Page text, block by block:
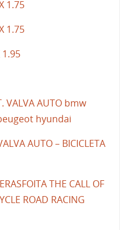
1.75
1.75
1.95
VALVA AUTO bmw
hyundai
AUTO – BICICLETA
THE CALL OF
ROAD RACING